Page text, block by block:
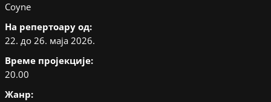
Coyne
На репертоару од:
22. до 26. маја 2026.
Време пројекције:
20.00
Жанр: